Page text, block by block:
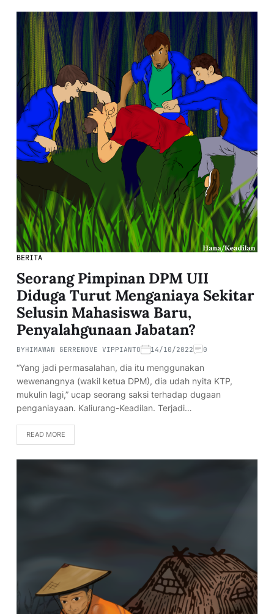
BERITA
Seorang Pimpinan DPM UII
Diduga Turut Menganiaya Sekitar
Selusin Mahasiswa Baru,
Penyalahgunaan Jabatan?
BYHIMAWAN GERRENOVE VIPPIANTO 14/10/2022 0
“Yang jadi permasalahan, dia itu menggunakan
wewenangnya (wakil ketua DPM), dia udah nyita KTP,
mukulin lagi,” ucap seorang saksi terhadap dugaan
penganiayaan. Kaliurang-Keadilan. Terjadi…
READ MORE